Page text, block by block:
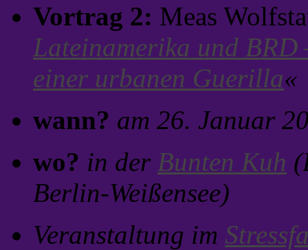
Vortrag 2: Meas
Lateinamerika und
einer urbanen Guerilla«
wann? am 26. Januar
wo? in der Bunten Kuh
Berlin-Weißensee)
Veranstaltung im